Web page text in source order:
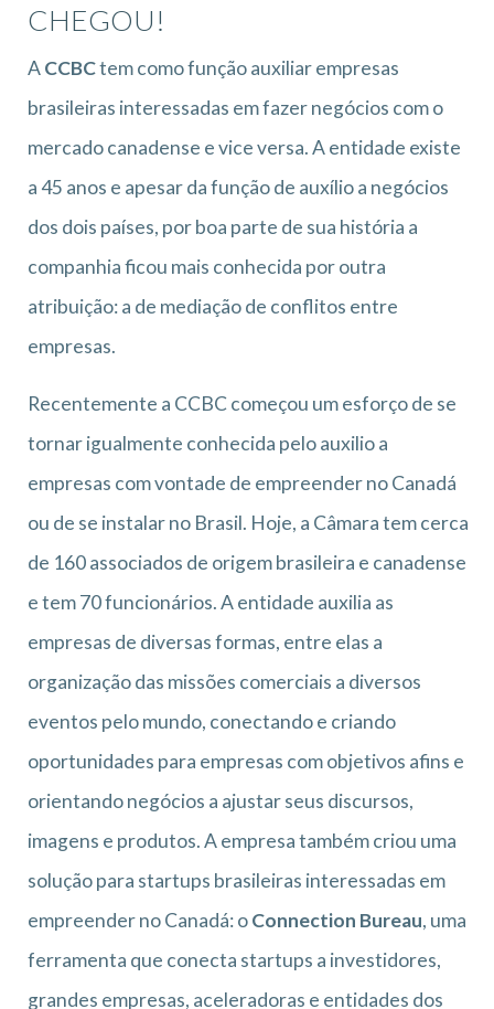
CHEGOU!
ACCBCtem como função auxiliar empresas
brasileiras interessadas em fazer negócios com o
mercado canadense e vice versa. A entidade existe
a 45 anos e apesar da função de auxílio a negócios
dos dois países, por boa parte de sua história a
companhia ficou mais conhecida por outra
atribuição: a de mediação de conflitos entre
empresas.
Recentemente a CCBC começou um esforço de se
tornar igualmente conhecida pelo auxilio a
empresas com vontade de empreender no Canadá
ou de se instalar no Brasil. Hoje, a Câmara tem cerca
de 160 associados de origem brasileira e canadense
e tem 70 funcionários. A entidade auxilia as
empresas de diversas formas, entre elas a
organização das missões comerciais a diversos
eventos pelo mundo, conectando e criando
oportunidades para empresas com objetivos afins e
orientando negócios a ajustar seus discursos,
imagens e produtos. A empresa também criou uma
solução para startups brasileiras interessadas em
empreender no Canadá: oConnection Bureau, uma
ferramenta que conecta startups a investidores,
grandes empresas, aceleradoras e entidades dos